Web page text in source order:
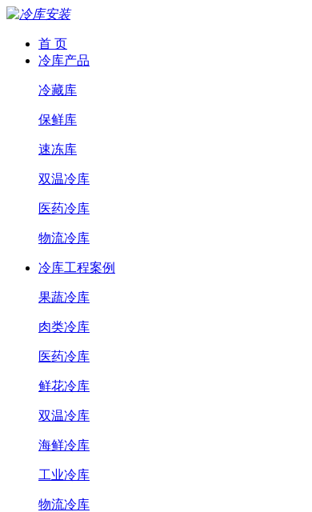
首 页
冷库产品
冷藏库
保鲜库
速冻库
双温冷库
医药冷库
物流冷库
冷库工程案例
果蔬冷库
肉类冷库
医药冷库
鲜花冷库
双温冷库
海鲜冷库
工业冷库
物流冷库